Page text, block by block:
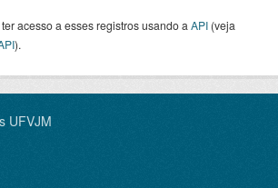
acesso a esses registros usando a API (veja
).
UFVJM